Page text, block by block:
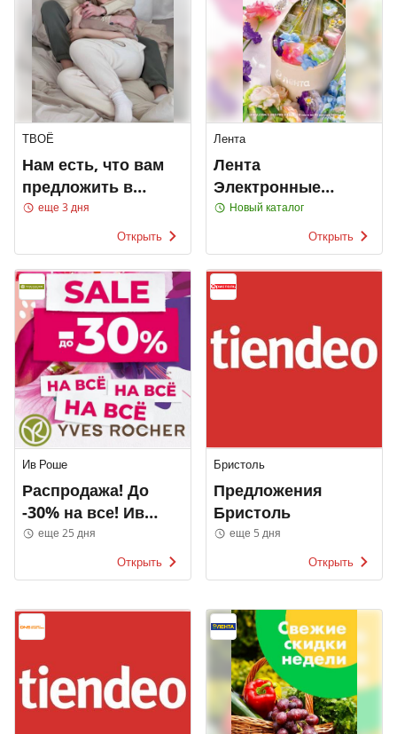
ТВОЁ
Нам есть, что вам
предложить в
ТВОЁ
еще 3 дня
Открыть
Лента
Лента
Электронные
каталоги
Новый каталог
Открыть
Ив Роше
Распродажа! До
-30% на все! Ив
Роше
еще 25 дня
Открыть
Бристоль
Предложения
Бристоль
еще 5 дня
Открыть